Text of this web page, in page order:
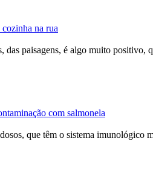
na rua
das paisagens, é algo muito
com salmonela
que têm o sistema